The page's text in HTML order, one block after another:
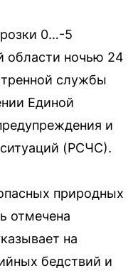
0…-5
области ночью 24
службы
Единой
и
(РСЧС).
природных
отмечена
на
бедствий и